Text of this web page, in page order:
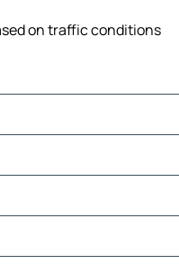
on traffic conditions